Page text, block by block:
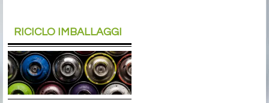
RICICLO IMBALLAGGI